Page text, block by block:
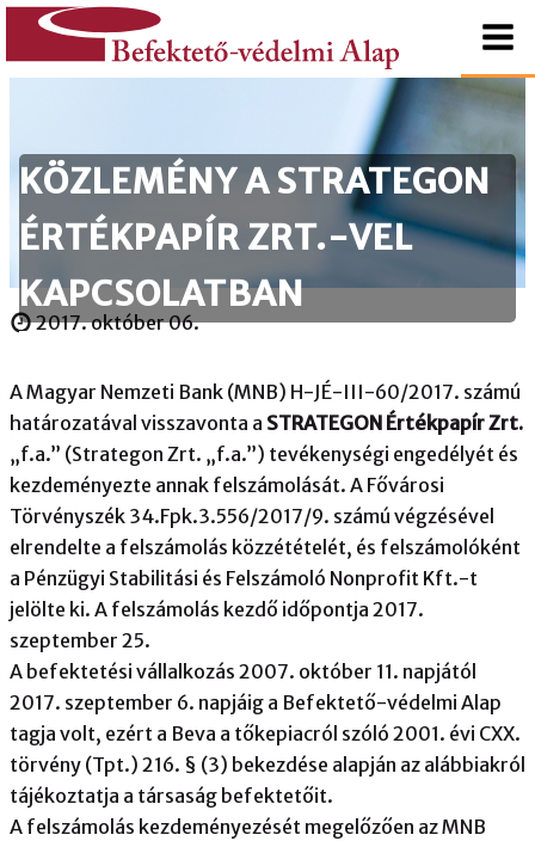
tartalomhoz
Alap
KÖZLEMÉNY A STRATEGON
ÉRTÉKPAPÍR ZRT.-VEL
KAPCSOLATBAN
2017. október 06.
A Magyar Nemzeti Bank (MNB) H-JÉ-III-60/2017. számú
határozatával visszavonta a STRATEGON Értékpapír Zrt.
„f.a.” (Strategon Zrt. „f.a.”) tevékenységi engedélyét és
kezdeményezte annak felszámolását. A Fővárosi
Törvényszék 34.Fpk.3.556/2017/9. számú végzésével
elrendelte a felszámolás közzétételét, és felszámolóként
a Pénzügyi Stabilitási és Felszámoló Nonprofit Kft.-t
jelölte ki. A felszámolás kezdő időpontja 2017.
szeptember 25.
A befektetési vállalkozás 2007. október 11. napjától
2017. szeptember 6. napjáig a Befektető-védelmi Alap
tagja volt, ezért a Beva a tőkepiacról szóló 2001. évi CXX.
törvény (Tpt.) 216. § (3) bekezdése alapján az alábbiakról
tájékoztatja a társaság befektetőit.
A felszámolás kezdeményezését megelőzően az MNB